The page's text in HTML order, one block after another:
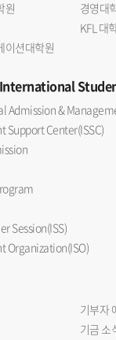
원
경영대
KFL 대
이션대학원
Admission &
Center(ISSC)
Session(ISS)
Organization(ISO)
기부자
기금 소